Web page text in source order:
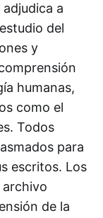
a
del
y
humanas,
como el
Todos
para
escritos. Los
de la